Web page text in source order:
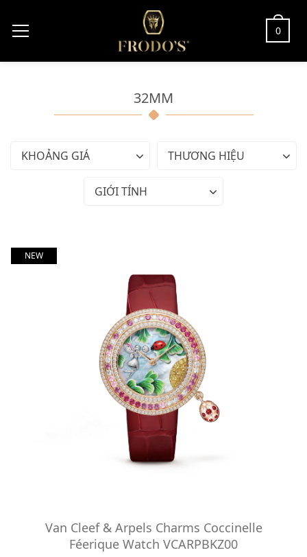
0
32MM
KHOẢNG GIÁ THƯƠNG HIỆU
GIỚI TÍNH
NEW
Van Cleef & Arpels Charms Coccinelle
Féerique Watch VCARPBKZ00